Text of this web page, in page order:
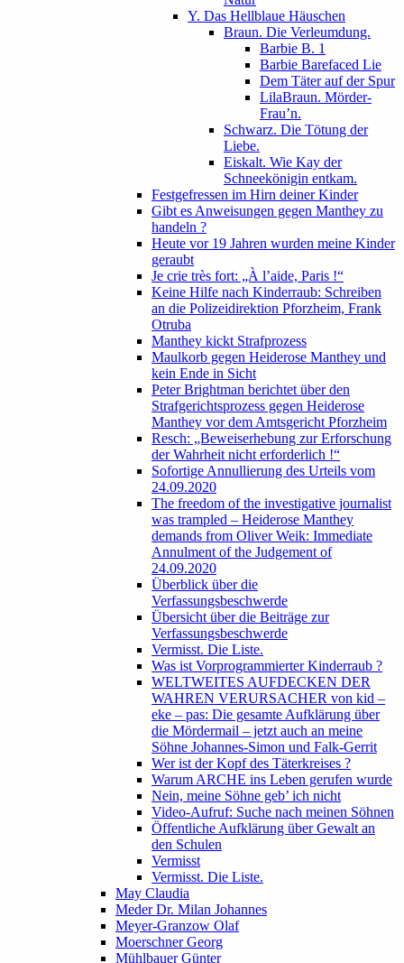
Y. Das Hellblaue Häuschen
Braun. Die Verleumdung.
Barbie B. 1
Barbie Barefaced Lie
Dem Täter auf der Spur
LilaBraun. Mörder-
Frau’n.
Schwarz. Die Tötung der
Liebe.
Eiskalt. Wie Kay der
Schneekönigin entkam.
Festgefressen im Hirn deiner Kinder
Gibt es Anweisungen gegen Manthey zu
handeln ?
Heute vor 19 Jahren wurden meine Kinder
geraubt
Je crie très fort: „À l’aide, Paris !“
Keine Hilfe nach Kinderraub: Schreiben
an die Polizeidirektion Pforzheim, Frank
Otruba
Manthey kickt Strafprozess
Maulkorb gegen Heiderose Manthey und
kein Ende in Sicht
Peter Brightman berichtet über den
Strafgerichtsprozess gegen Heiderose
Manthey vor dem Amtsgericht Pforzheim
Resch: „Beweiserhebung zur Erforschung
der Wahrheit nicht erforderlich !“
Sofortige Annullierung des Urteils vom
24.09.2020
The freedom of the investigative journalist
was trampled – Heiderose Manthey
demands from Oliver Weik: Immediate
Annulment of the Judgement of
24.09.2020
Überblick über die
Verfassungsbeschwerde
Übersicht über die Beiträge zur
Verfassungsbeschwerde
Vermisst. Die Liste.
Was ist Vorprogrammierter Kinderraub ?
WELTWEITES AUFDECKEN DER
WAHREN VERURSACHER von kid –
eke – pas: Die gesamte Aufklärung über
die Mördermail – jetzt auch an meine
Söhne Johannes-Simon und Falk-Gerrit
Wer ist der Kopf des Täterkreises ?
Warum ARCHE ins Leben gerufen wurde
Nein, meine Söhne geb’ ich nicht
Video-Aufruf: Suche nach meinen Söhnen
Öffentliche Aufklärung über Gewalt an
den Schulen
Vermisst
Vermisst. Die Liste.
May Claudia
Meder Dr. Milan Johannes
Meyer-Granzow Olaf
Moerschner Georg
Mühlbauer Günter